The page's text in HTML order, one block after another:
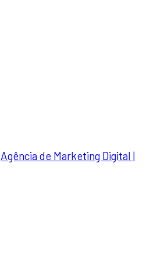
Agência de Marketing Digital |